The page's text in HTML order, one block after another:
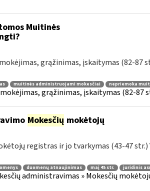
Muitinės
grąžinimas, įskaitymas (82-87
muitinės administruojami mokesčiai nepriemoka
grąžinimas, įskaitymas (82-87
Mokesčių mokėtojų
registras ir jo tvarkymas (43-47 str.)
duomenų atnaujinimas maį 45 str.
juridinis
administravimas » Mokesčių